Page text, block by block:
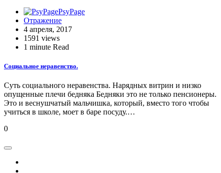
PsyPage
Отражение
4 апреля, 2017
1591 views
1 minute Read
Социальное неравенство.
Суть социального неравенства. Нарядных витрин и низко
опущенные плечи бедняка Бедняки это не только пенсионеры.
Это и веснушчатый мальчишка, который, вместо того чтобы
учиться в школе, моет в баре посуду.…
0